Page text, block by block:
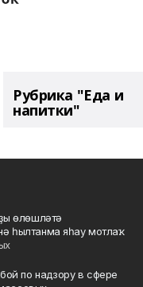
Рубрика "Еда и
напитки"
өлөшләтә
һылтанма яһау мотлаҡ.
по надзору в сфере